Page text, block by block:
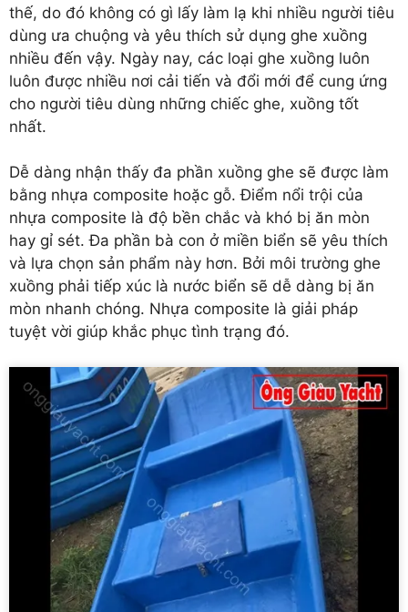
thế, do đó không có gì lấy làm lạ khi nhiều người tiêu
dùng ưa chuộng và yêu thích sử dụng ghe xuồng
nhiều đến vậy. Ngày nay, các loại ghe xuồng luôn
luôn được nhiều nơi cải tiến và đổi mới để cung ứng
cho người tiêu dùng những chiếc ghe, xuồng tốt
nhất.
Dễ dàng nhận thấy đa phần xuồng ghe sẽ được làm
bằng nhựa composite hoặc gỗ. Điểm nổi trội của
nhựa composite là độ bền chắc và khó bị ăn mòn
hay gỉ sét. Đa phần bà con ở miền biển sẽ yêu thích
và lựa chọn sản phẩm này hơn. Bởi môi trường ghe
xuồng phải tiếp xúc là nước biển sẽ dễ dàng bị ăn
mòn nhanh chóng. Nhựa composite là giải pháp
tuyệt vời giúp khắc phục tình trạng đó.